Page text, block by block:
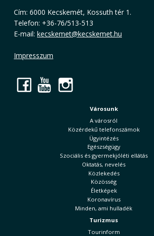
Cím: 6000 Kecskemét, Kossuth tér 1.
Telefon: +36-76/513-513
E-mail: kecskemet@kecskemet.hu
Impresszum
Facebook
YouTube
Városunk
A városról
Közérdekű telefonszámok
Ügyintézés
Egészségügy
Szociális és gyermekjóléti ellátás
Oktatás, nevelés
Közlekedés
Közösség
Életképek
Koronavírus
Minden, ami hulladék
Turizmus
Tourinform